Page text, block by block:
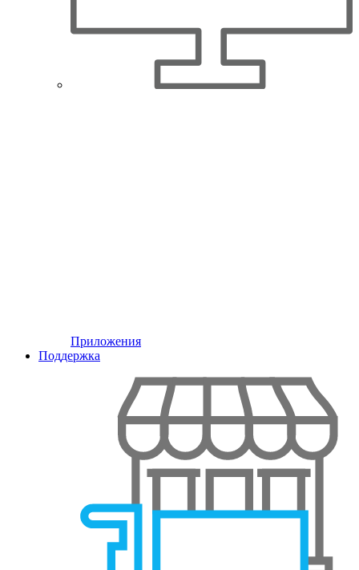
Приложения
Поддержка